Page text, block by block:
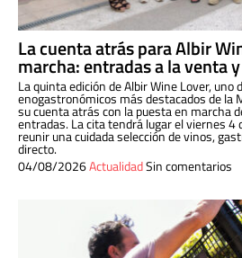
La cuenta atrás para Albir
marcha: entradas a la venta
La quinta edición de Albir Wine Lover, uno
enogastronómicos más destacados de la
su cuenta atrás con la puesta en marcha
entradas. La cita tendrá lugar el viernes 4
reunir una cuidada selección de vinos,
directo.
04/08/2026ActualidadSin comentarios